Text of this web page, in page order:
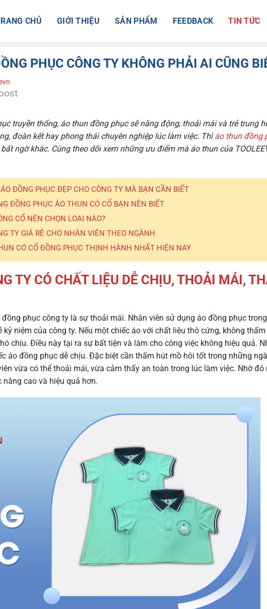
CHỦ GIỚI THIỆU SẢN PHẨM FEEDBACK TIN TỨC
PHỤC CÔNG TY KHÔNG PHẢI AI CŨNG
truyền thống, áo thun đồng phục sẽ năng động, thoải mái và trẻ trung
đoàn kết hay phong thái chuyên nghiệp lúc làm việc. Thì áo thun đồng
ngờ khác. Cùng theo dõi xem những ưu điểm mà áo thun của
ĐỒNG PHỤC ĐẸP CHO CÔNG TY MÀ BẠN CẦN BIẾT
ĐỒNG PHỤC ÁO THUN CÓ CỔ BẠN NÊN BIẾT
CỔ NÊN CHỌN LOẠI NÀO?
TY GIÁ RẺ CHO NHÂN VIÊN THEO NGÀNH
CÓ CỔ ĐỒNG PHỤC THỊNH HÀNH NHẤT HIỆN NAY
TY CÓ CHẤT LIỆU DỄ CHỊU, THOẢI MÁI,
đồng phục công ty là sự thoải mái. Nhân viên sử dụng áo đồng phục
niệm của công ty. Nếu một chiếc áo với chất liệu thô cứng, không
chịu. Điều này tại ra sự bất tiện và làm cho công việc không hiệu quả.
áo đồng phục dễ chịu. Đặc biệt cần thấm hút mồ hôi tốt trong những
vừa có thể thoải mái, vừa cảm thấy an toàn trong lúc làm việc. Nhờ đó
cao và hiệu quả hơn.